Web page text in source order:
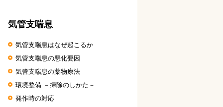
気管支喘息
気管支喘息はなぜ起こるか
気管支喘息の悪化要因
気管支喘息の薬物療法
環境整備 －掃除のしかた－
発作時の対応